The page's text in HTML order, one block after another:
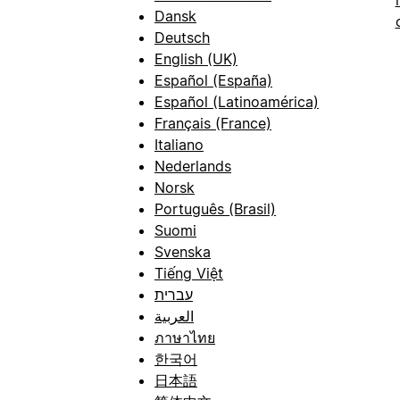
Dansk
Deutsch
English (UK)
Español (España)
Español (Latinoamérica)
Français (France)
Italiano
Nederlands
Norsk
Português (Brasil)
Suomi
Svenska
Tiếng Việt
עברית
العربية
ภาษาไทย
한국어
日本語